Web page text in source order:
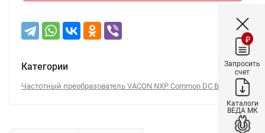
Категории
Частотный преобразователь VACON NXP Common DC Bus
₽
Запросить
счет
Каталоги
ВЕДА МК